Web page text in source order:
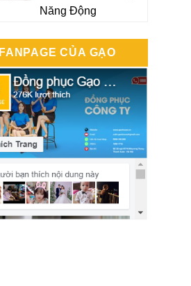
Năng Động
FANPAGE CỦA GẠO
HOUSE